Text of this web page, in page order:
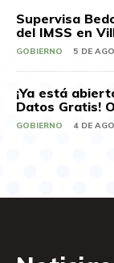
Supervisa
del IMSS en
GOBIERNO 5 DE
¡Ya está
Datos Gratis!
GOBIERNO 4 DE